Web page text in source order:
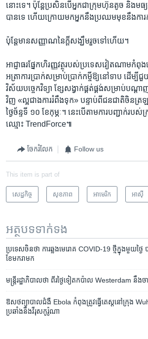
នោះ​ទេ។ ប៉ុន្តែ​ប្រសិន​បើ​អ្នក​ជា​ក្រុមហ៊ុន​តូច និង​មធ្
បាន​ទេ ហើយ​ក្រោយ​មក​អ្នក​នឹង​ប្រឈម​មុខ​នឹង​កា
ប៉ុន្តែ​មាន​សញ្ញាណ​នៃ​ក្តី​សង្ឃឹម​រួច​ទៅ​ហើយ។
អាជ្ញាធរ​ផ្នែក​ហិរញ្ញវត្ថុ​របស់​ប្រទេស​វៀតណាម​កំពុង​
អត្រា​ការប្រាក់​សម្រាប់​ប្រាក់​កម្ចី​ឱ្យ​នៅ​ទាប ដើម្បី​
វិស័យ​បច្ចេកវិទ្យា ខ្សែ​សង្វាក់​ផ្គត់ផ្គង់​សម្រាប់​បណ្ដ
វិញ «ល្អ​ជាង​ការ​រំពឹង​ទុក» បន្ទាប់​ពី​ជនជាតិ​ចិន​ត្រ
ថ្ងៃ​ច័ន្ទ​ទី ១០ ខែ​កុម្ភៈ។ នេះ​បើ​តាម​ការ​បញ្ជាក់​របស់​
ឈ្មោះ TrendForce៕
ចែករំលែក Follow us
This item is part of
សេដ្ឋកិច្ច សុខភាព អាមេរិក​ អាស៊ី
អត្ថបទ​ទាក់ទង
ប្រទេស​ចិន​​ថា ​ការ​ឆ្លង​មេរោគ COVID-19 ​ថ្មី​ក្នុង​មួយ​ថ្ងៃ​
ខែ​មករា​មក
មន្ត្រីរ​ដ្ឋាភិបាល​ថា​ ពីរ​ថ្ងៃ​ទៀត​​កប៉ាល ​Westerdam​ នឹង​
ឱសថ​ព្យាបាល​ជំងឺ​ Ebola កំពុង​ត្រូវធ្វើតេស្តនៅក្រុង
ប្រឆាំង​នឹង​​វីរុស​កូរ៉ូណា